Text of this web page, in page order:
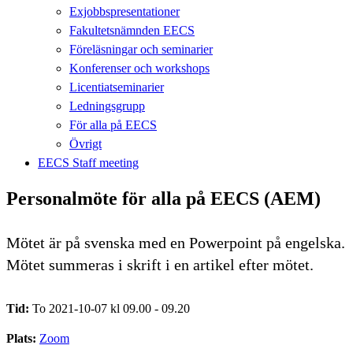
Exjobbspresentationer
Fakultetsnämnden EECS
Föreläsningar och seminarier
Konferenser och workshops
Licentiatseminarier
Ledningsgrupp
För alla på EECS
Övrigt
EECS Staff meeting
Personalmöte för alla på EECS (AEM)
Mötet är på svenska med en Powerpoint på engelska.
Mötet summeras i skrift i en artikel efter mötet.
Tid: To 2021-10-07 kl 09.00 - 09.20
Plats: Zoom